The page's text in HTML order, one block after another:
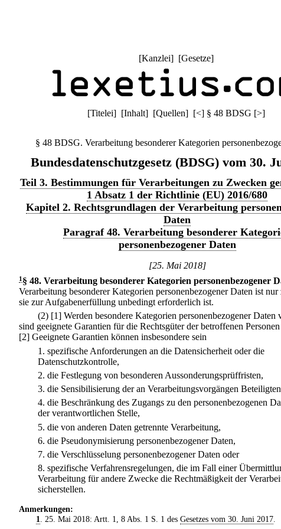
[Kanzlei] [Gesetze]
[Titelei] [Inhalt] [Quellen] [<] § 48 BDSG [>]
§ 48 BDSG. Verarbeitung besonderer Kategorien
Bundesdatenschutzgesetz (BDSG) vom 30.
Teil 3. Bestimmungen für Verarbeitungen zu Zwecken
1 Absatz 1 der Richtlinie (EU) 2016/680
Kapitel 2. Rechtsgrundlagen der Verarbeitung
Daten
Paragraf 48. Verarbeitung besonderer
personenbezogener Daten
[25. Mai 2018]
1 § 48. Verarbeitung besonderer Kategorien personenbezogener
Verarbeitung besonderer Kategorien personenbezogener Daten ist nur
sie zur Aufgabenerfüllung unbedingt erforderlich ist.
(2) [1] Werden besondere Kategorien personenbezogener Daten
sind geeignete Garantien für die Rechtsgüter der betroffenen
[2] Geeignete Garantien können insbesondere sein
1. spezifische Anforderungen an die Datensicherheit oder die
Datenschutzkontrolle,
2. die Festlegung von besonderen Aussonderungsprüffristen,
3. die Sensibilisierung der an Verarbeitungsvorgängen
4. die Beschränkung des Zugangs zu den personenbezogenen
der verantwortlichen Stelle,
5. die von anderen Daten getrennte Verarbeitung,
6. die Pseudonymisierung personenbezogener Daten,
7. die Verschlüsselung personenbezogener Daten oder
8. spezifische Verfahrensregelungen, die im Fall einer
Verarbeitung für andere Zwecke die Rechtmäßigkeit der
sicherstellen.
Anmerkungen:
1. 25. Mai 2018: Artt. 1, 8 Abs. 1 S. 1 des Gesetzes vom 30. Juni 2017.